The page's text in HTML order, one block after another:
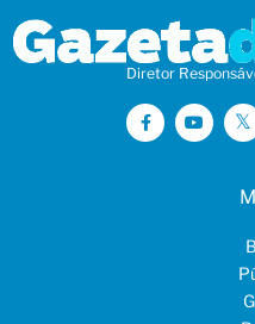
Diretor